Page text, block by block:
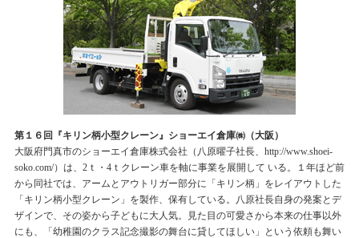
第１６回『キリン柄小型クレーン』ショーエイ倉庫㈱（大阪）
大阪府門真市のショーエイ倉庫株式会社（八原曜子社長、http://www.shoei-
soko.com/）は、2ｔ・4ｔクレーン車を軸に事業を展開して いる。１年ほど前
から同社では、アームとアウトリガー部分に「キリン柄」をレイアウトした
「キリン柄小型クレーン」を製作、保有している。八原社長自身の発案とデ
ザインで、その姿から子どもに大人気。見た目の可愛さから本来の仕事以外
にも、「幼稚園のクラス記念撮影の舞台に貸してほしい」という依頼も舞い